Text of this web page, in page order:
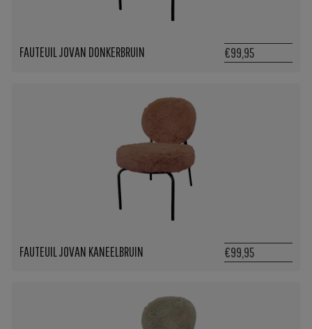
FAUTEUIL JOVAN DONKERBRUIN €99,95
FAUTEUIL JOVAN KANEELBRUIN €99,95